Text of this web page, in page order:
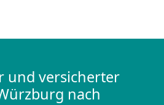
und versicherter
nach